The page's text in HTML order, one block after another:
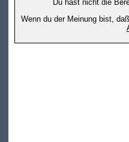
Du hast nicht die
Wenn du der Meinung bist,